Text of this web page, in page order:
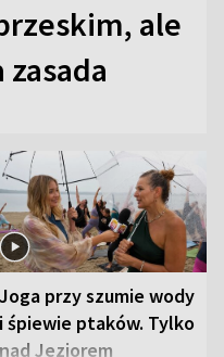
ale
Joga przy szumie wody
i śpiewie ptaków. Tylko
nad Jeziorem